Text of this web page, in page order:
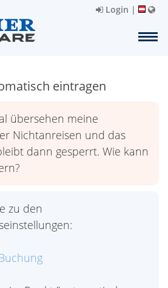
Login |
eintragen
übersehen meine
Nichtanreisen und das
dann gesperrt. Wie kann
zu den